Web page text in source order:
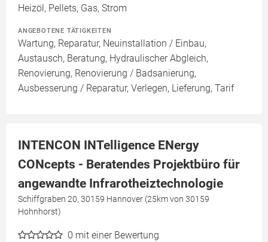
Heizöl, Pellets, Gas, Strom
ANGEBOTENE TÄTIGKEITEN
Wartung, Reparatur, Neuinstallation / Einbau,
Austausch, Beratung, Hydraulischer Abgleich,
Renovierung, Renovierung / Badsanierung,
Ausbesserung / Reparatur, Verlegen, Lieferung, Tarif
INTENCON INTelligence ENergy
CONcepts - Beratendes Projektbüro für
angewandte Infrarotheiztechnologie
Schiffgraben 20, 30159 Hannover (25km von 30159
Hohnhorst)
0 mit einer Bewertung